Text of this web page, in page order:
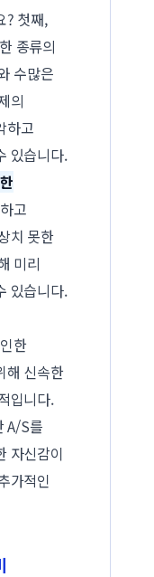
? 첫째,
종류의
수많은
의
하고
있습니다.
고
치 못한
미리
있습니다.
한
해 신속한
입니다.
A/S를
자신감이
가적인